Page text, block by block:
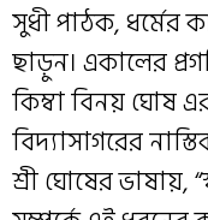
সুধী পাঠক, ধর্মের
ছাড়ুন। একালের
কিম্বা বিনয় ঘোষ
বিদ্যাসাগরের
শ্রী ঘোষের ভাষায়,